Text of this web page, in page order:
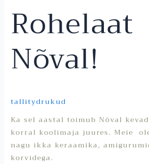
Rohelaat
Nõval!
tallitydrukud
Ka sel aastal toimub Nõval
korral koolimaja juures. Meie
nagu ikka keraamika,
korvidega.